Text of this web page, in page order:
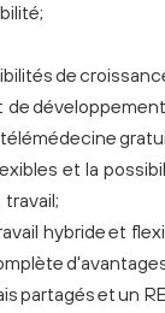
de
de
et la
hybride et
partagés et un